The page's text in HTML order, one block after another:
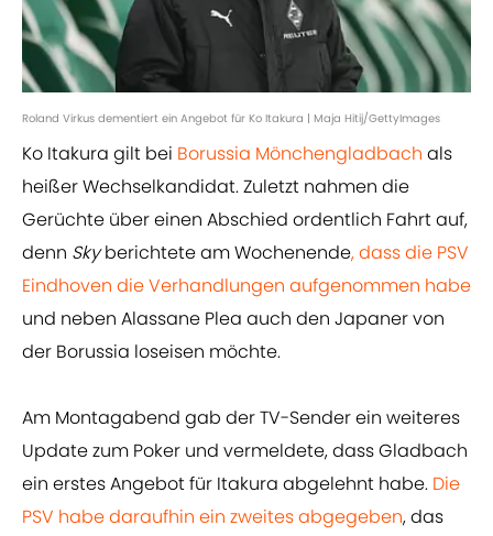
Roland Virkus dementiert ein Angebot für Ko Itakura | Maja Hitij/GettyImages
Ko Itakura gilt bei Borussia Mönchengladbach als
heißer Wechselkandidat. Zuletzt nahmen die
Gerüchte über einen Abschied ordentlich Fahrt auf,
denn Skyberichtete am Wochenende, dass die PSV
Eindhoven die Verhandlungen aufgenommen habe
und neben Alassane Plea auch den Japaner von
der Borussia loseisen möchte.
Am Montagabend gab der TV-Sender ein weiteres
Update zum Poker und vermeldete, dass Gladbach
ein erstes Angebot für Itakura abgelehnt habe. Die
PSV habe daraufhin ein zweites abgegeben, das